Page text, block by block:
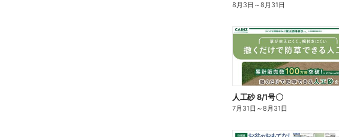
8月3日 ～8月31日
人工砂 8/1号〇
7月31日 ～8月31日